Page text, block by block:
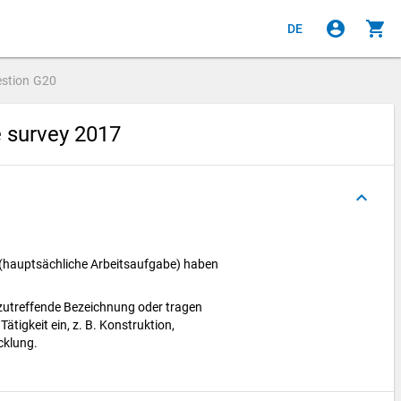
DE account_circle shopping_cart
G20
2017
keyboard_arrow_up
Arbeitsaufgabe) haben
Bezeichnung oder tragen
ein, z. B. Konstruktion,